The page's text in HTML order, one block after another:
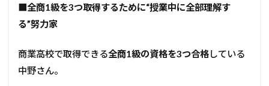
■全商1級を3つ取得するために“授業中に全部理解す
る”努力家
商業高校で取得できる全商1級の資格を3つ合格している
中野さん。